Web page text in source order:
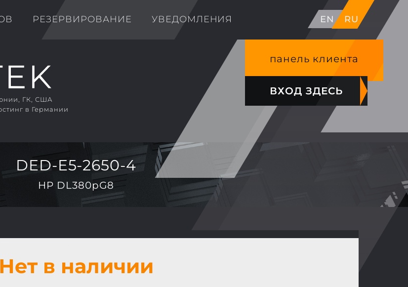
РЕЗЕРВИРОВАНИЕ УВЕДОМЛЕНИЯ EN RU
ГК, США
в Германии
панель клиента
ВХОД ЗДЕСЬ
DED-E5-2650-4
HP DL380pG8
Нет в наличии